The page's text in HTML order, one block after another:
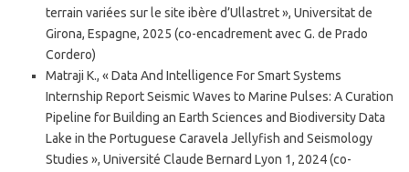
terrain variées sur le site ibère d’Ullastret », Universitat de
Girona, Espagne, 2025 (co-encadrement avec G. de Prado
Cordero)
Matraji K., « Data And Intelligence For Smart Systems
Internship Report Seismic Waves to Marine Pulses: A Curation
Pipeline for Building an Earth Sciences and Biodiversity Data
Lake in the Portuguese Caravela Jellyfish and Seismology
Studies », Université Claude Bernard Lyon 1, 2024 (co-